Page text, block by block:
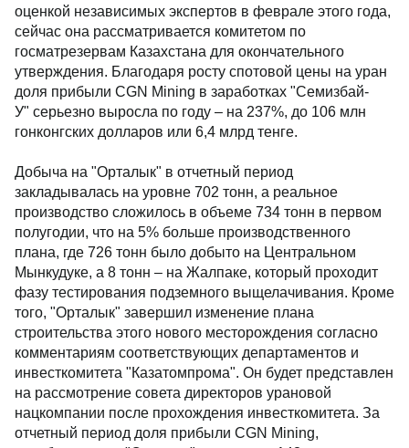
оценкой независимых экспертов в феврале этого года,
сейчас она рассматривается комитетом по
госматрезервам Казахстана для окончательного
утверждения. Благодаря росту спотовой цены на уран
доля прибыли CGN Mining в заработках "Семизбай-
У" серьезно выросла по году – на 237%, до 106 млн
гонконгских долларов или 6,4 млрд тенге.
Добыча на "Орталык" в отчетный период
закладывалась на уровне 702 тонн, а реальное
производство сложилось в объеме 734 тонн в первом
полугодии, что на 5% больше производственного
плана, где 726 тонн было добыто на Центральном
Мынкудуке, а 8 тонн – на Жалпаке, который проходит
фазу тестирования подземного выщелачивания. Кроме
того, "Орталык" завершил изменение плана
строительства этого нового месторождения согласно
комментариям соответствующих департаментов и
инвесткомитета "Казатомпрома". Он будет представлен
на рассмотрение совета директоров урановой
нацкомпании после прохождения инвесткомитета. За
отчетный период доля прибыли CGN Mining,